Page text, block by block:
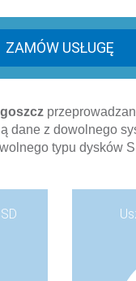
ZAMÓW USŁUGĘ
z dowolnego
typu dysków